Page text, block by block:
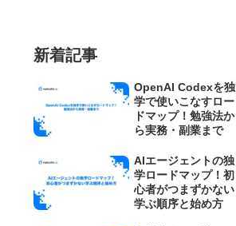
新着記事
OpenAI Codexを独
学で使いこなすロー
ドマップ！勉強法か
ら実務・副業まで
AIエージェントの独
学ロードマップ！初
心者がつまずかない
学ぶ順序と始め方